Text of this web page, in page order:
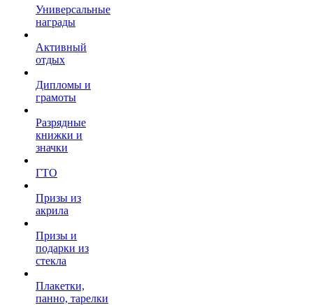
Универсальные
награды
Активный
отдых
Дипломы и
грамоты
Разрядные
книжки и
значки
ГТО
Призы из
акрила
Призы и
подарки из
стекла
Плакетки,
панно, тарелки